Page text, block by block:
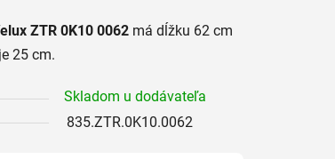
ZTR 0K10 0062 má dĺžku 62 cm
25 cm.
Skladom u dodávateľa
835.ZTR.0K10.0062